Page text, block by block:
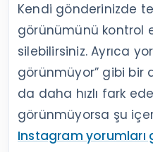
Kendi gönderinizde
görünümünü kontrol
silebilirsiniz. Ayrıca
görünmüyor” gibi bir
da daha hızlı fark
görünmüyorsa şu
Instagram